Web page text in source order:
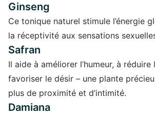
Ginseng
Ce tonique naturel stimule l’énergie
la réceptivité aux sensations
Safran
Il aide à améliorer l’humeur, à
favoriser le désir – une plante
plus de proximité et d’intimité.
Damiana